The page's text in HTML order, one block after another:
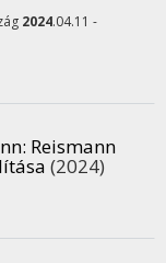
2024.04.11 -
: Reismann
(2024)